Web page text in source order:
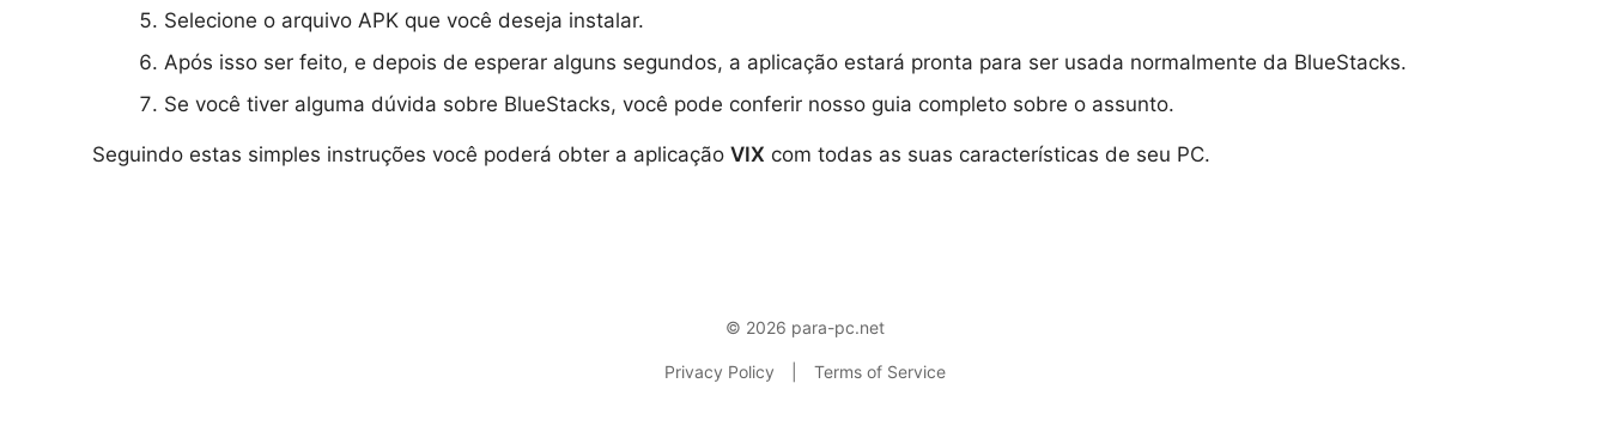
Selecione o arquivo APK que você deseja instalar.
Após isso ser feito, e depois de esperar alguns segundos, a aplicação estará pronta para ser usada normalmente da BlueStacks.
Se você tiver alguma dúvida sobre BlueStacks, você pode conferir nosso guia completo sobre o assunto.
Seguindo estas simples instruções você poderá obter a aplicação VIX com todas as suas características de seu PC.
© 2026 para-pc.net
Privacy Policy Terms of Service